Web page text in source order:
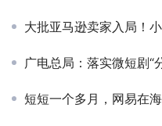
大批亚马逊卖家入局！
广电总局：落实微短剧“
短短一个多月，网易在